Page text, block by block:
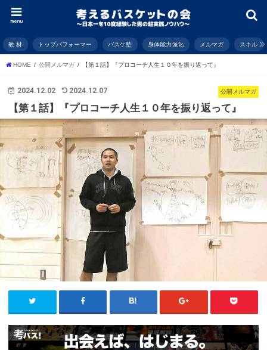
menu
教 材 トップパフォーマー バスケ塾 身体能力強化 メルマガ スキル
HOME 公開メルマガ 【第１話】『プロコーチ人生１０年を振り返って』
公開メルマガ
2024.12.02 2024.12.07
【第１話】『プロコーチ人生１０年を振り返って』